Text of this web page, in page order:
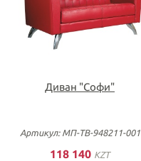
Диван "Софи"
Артикул: МП-ТВ-948211-001
118 140 KZT